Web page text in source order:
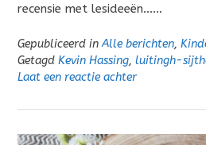
recensie met lesideeën……
Gepubliceerd inAlle berichten,
Getagd Kevin Hassing, luitingh-
Laat een reactie achter